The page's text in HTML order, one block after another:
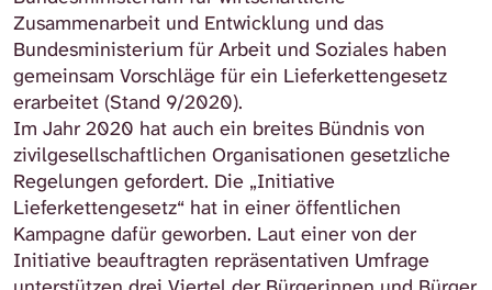
Zusammenarbeit und Entwicklung und das
Bundesministerium für Arbeit und Soziales haben
gemeinsam Vorschläge für ein Lieferkettengesetz
erarbeitet (Stand 9/2020).
Im Jahr 2020 hat auch ein breites Bündnis von
zivilgesellschaftlichen Organisationen gesetzliche
Regelungen gefordert. Die „Initiative
Lieferkettengesetz“ hat in einer öffentlichen
Kampagne dafür geworben. Laut einer von der
Initiative beauftragten repräsentativen Umfrage